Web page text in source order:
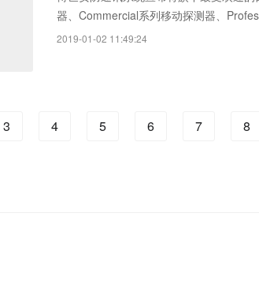
器、Commercial系列移动探测器、
的保修期从三年延长至五年。
2019-01-02 11:49:24
3 4 5 6 7 8